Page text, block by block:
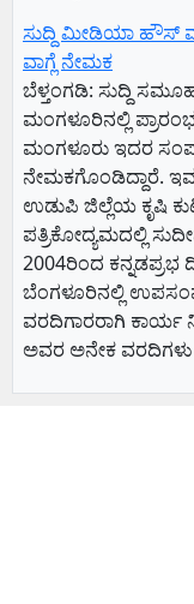
ಸುದ್ದಿ ಮೀಡಿಯಾ ಹೌಸ್
ವಾಗ್ಲೆ ನೇಮಕ
ಬೆಳ್ತಂಗಡಿ: ಸುದ್ದಿ
ಮಂಗಳೂರಿನಲ್ಲಿ
ಮಂಗಳೂರು ಇದರ
ನೇಮಕಗೊಂಡಿದ್ದಾರೆ.
ಉಡುಪಿ ಜಿಲ್ಲೆಯ ಕೃಷಿ
ಪತ್ರಿಕೋದ್ಯಮದಲ್ಲಿ
2004ರಿಂದ
ಬೆಂಗಳೂರಿನಲ್ಲಿ
ವರದಿಗಾರರಾಗಿ ಕಾರ್ಯ
ಅವರ ಅನೇಕ